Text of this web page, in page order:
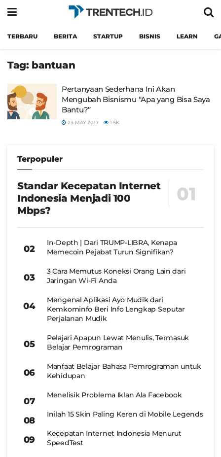
TERBARU BERITA STARTUP BISNIS LEARN
Tag: bantuan
Pertanyaan Sederhana Ini Akan
Mengubah Bisnismu “Apa yang Bisa Saya
Bantu?”
23 MAY 2017 1.5K
Terpopuler
Standar Kecepatan Internet
Indonesia Menjadi 100
Mbps?
In-Depth | Dari TRUMP-LIBRA, Kenapa
Memecoin Pejabat Turun Signifikan?
3 Cara Memutus Koneksi Orang Lain dari
Jaringan Wi-Fi Anda
Mengenal Aplikasi Ayo Mudik dari
Kemkominfo Beri Info Lengkap Seputar
Perjalanan Mudik
Pelajari Apapun Lewat Menulis, Termasuk
Belajar Pemrograman
Manfaat Belajar Bahasa Pemrograman untuk
Kehidupan
Menelisik Problema Iklan Ala Facebook
Inilah 15 Skin Paling Keren di Mobile Legends
Kecepatan Internet Indonesia Menurut
SpeedTest